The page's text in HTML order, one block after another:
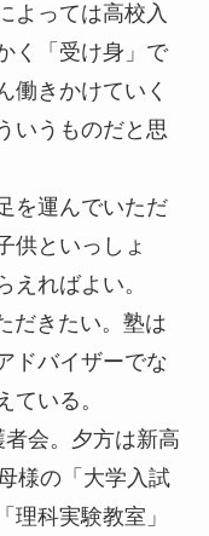
よっては高校入
く「受け身」で
働きかけていく
いうものだと思
を運んでいただ
供といっしょ
えればよい。
だきたい。塾は
ドバイザーでな
ている。
会。夕方は新高
様の「大学入試
理科実験教室」